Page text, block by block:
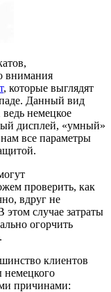
внимания
, которые выглядят
Данный вид
ведь немецкое
дисплей, «умный»
все параметры
проверить, как
вдруг не
этом случае затраты
огорчить
клиентов
немецкого
причинами: